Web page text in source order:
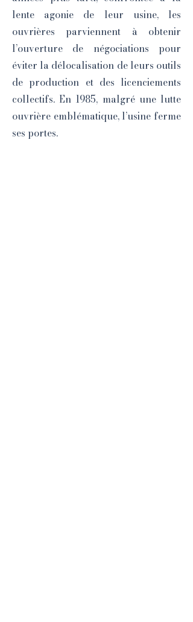
lente agonie de leur usine, les
ouvrières parviennent à obtenir
l’ouverture de négociations pour
éviter la délocalisation de leurs outils
de production et des licenciements
collectifs. En 1985, malgré une lutte
ouvrière emblématique, l’usine ferme
ses portes.